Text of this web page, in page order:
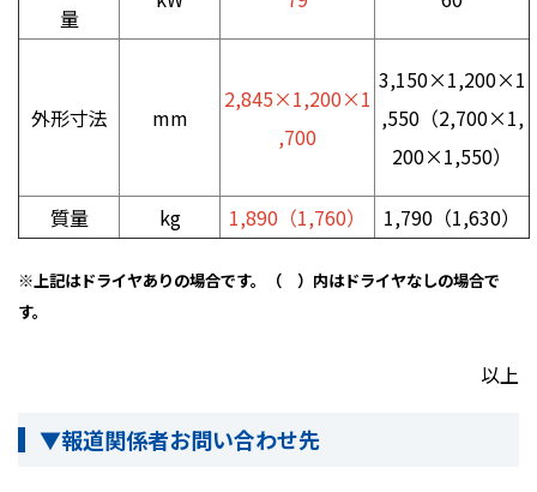
量
外形寸法 mm
2,845×1,200×1
,700
3,150×1,200×1
,550（2,700×1,
200×1,550）
質量 kg 1,890（1,760） 1,790（1,630）
※上記はドライヤありの場合です。（ ）内はドライヤなしの場合で
す。
以上
▼報道関係者お問い合わせ先